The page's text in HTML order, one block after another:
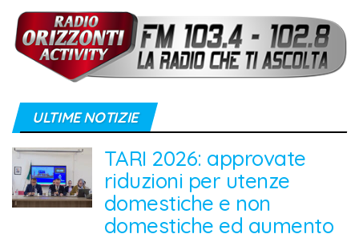
ULTIME NOTIZIE
TARI 2026: approvate
riduzioni per utenze
domestiche e non
domestiche ed aumento